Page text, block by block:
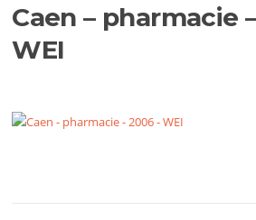
Caen – pharmacie
WEI